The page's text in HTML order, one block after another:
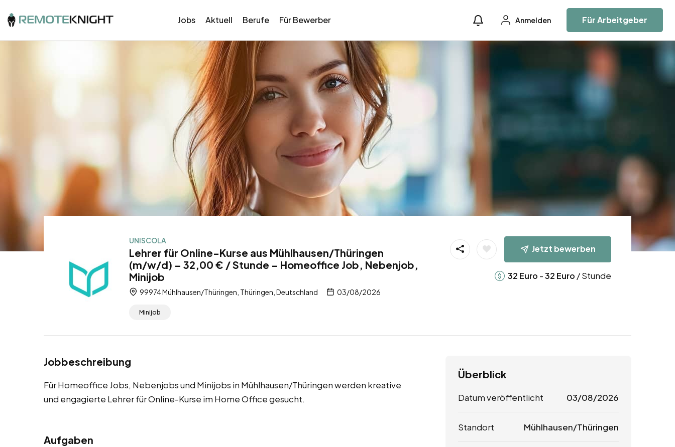
Jobs Aktuell Berufe Für Bewerber Anmelden Für Arbeitgeber
UNISCOLA
Lehrer für Online-Kurse aus Mühlhausen/Thüringen
(m/w/d) – 32,00 € / Stunde – Homeoffice Job, Nebenjob,
Minijob
99974 Mühlhausen/Thüringen, Thüringen, Deutschland 03/08/2026
Minijob
Jetzt bewerben
32 Euro -32 Euro / Stunde
Jobbeschreibung
Für Homeoffice Jobs, Nebenjobs und Minijobs in Mühlhausen/Thüringen werden kreative
und engagierte Lehrer für Online-Kurse im Home Office gesucht.
Aufgaben
Überblick
Datum veröffentlicht 03/08/2026
Standort Mühlhausen/Thüringen